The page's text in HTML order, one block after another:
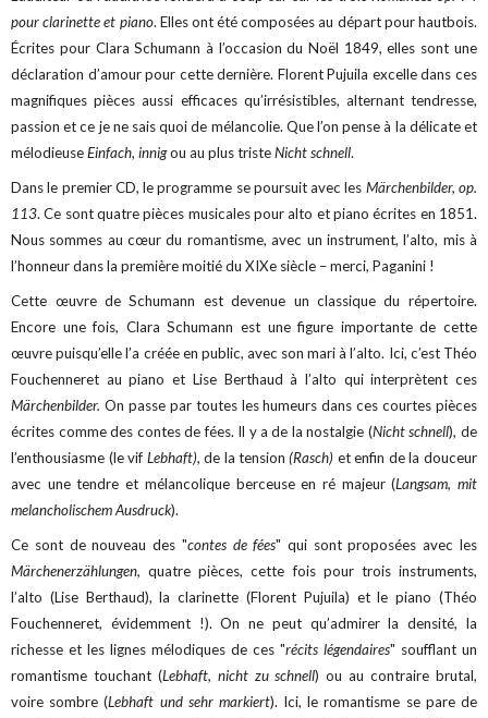
pour clarinette et piano. Elles ont été composées au départ pour hautbois.
Écrites pour Clara Schumann à l’occasion du Noël 1849, elles sont une
déclaration d’amour pour cette dernière. Florent Pujuila excelle dans ces
magnifiques pièces aussi efficaces qu’irrésistibles, alternant tendresse,
passion et ce je ne sais quoi de mélancolie. Que l’on pense à la délicate et
mélodieuseEinfach, innigou au plus tristeNicht schnell.
Dans le premier CD, le programme se poursuit avec les Märchenbilder, op.
113. Ce sont quatre pièces musicales pour alto et piano écrites en 1851.
Nous sommes au cœur du romantisme, avec un instrument, l’alto, mis à
l’honneur dans la première moitié du XIXe siècle – merci, Paganini !
Cette œuvre de Schumann est devenue un classique du répertoire.
Encore une fois, Clara Schumann est une figure importante de cette
œuvre puisqu’elle l’a créée en public, avec son mari à l’alto. Ici, c’est Théo
Fouchenneret au piano et Lise Berthaud à l’alto qui interprètent ces
Märchenbilder. On passe par toutes les humeurs dans ces courtes pièces
écrites comme des contes de fées. Il y a de la nostalgie (Nicht schnell), de
l’enthousiasme (le vif Lebhaft), de la tension(Rasch) et enfin de la douceur
avec une tendre et mélancolique berceuse en ré majeur (Langsam, mit
melancholischem Ausdruck).
Ce sont de nouveau des "contes de fées" qui sont proposées avec les
Märchenerzählungen, quatre pièces, cette fois pour trois instruments,
l’alto (Lise Berthaud), la clarinette (Florent Pujuila) et le piano (Théo
Fouchenneret, évidemment !). On ne peut qu’admirer la densité, la
richesse et les lignes mélodiques de ces "récits légendaires" soufflant un
romantisme touchant (Lebhaft, nicht zu schnell) ou au contraire brutal,
voire sombre (Lebhaft und sehr markiert). Ici, le romantisme se pare de